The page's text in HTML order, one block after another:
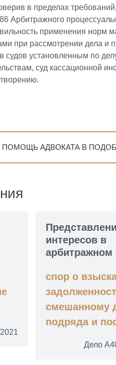
в пределах требований,
Арбитражного
применения норм
при рассмотрении дела и
судов установленным по
суд кассационной
ПОМОЩЬ АДВОКАТА В
интересов в
арбитражном
спор о
смешанному
подряда и
Дело